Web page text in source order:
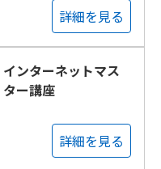
詳細を見る
インターネットマス
ター講座
詳細を見る